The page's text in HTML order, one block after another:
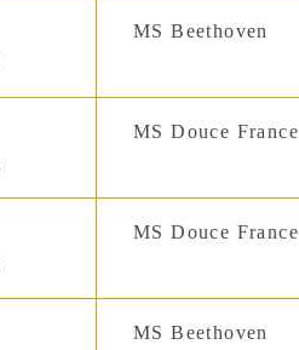
MS Beethoven
MS Douce France
MS Douce France
MS Beethoven